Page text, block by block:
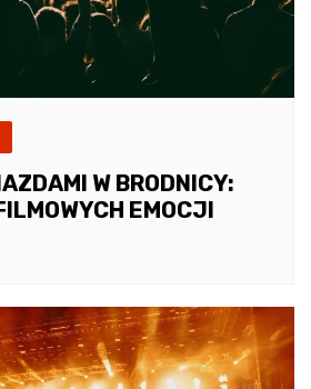
W BRODNICY:
EMOCJI